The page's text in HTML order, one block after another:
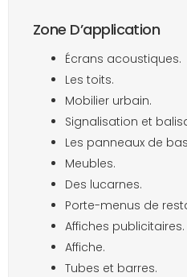
Zone D’application
Écrans acoustiques.
Les toits.
Mobilier urbain.
Signalisation et
Les panneaux de
Meubles.
Des lucarnes.
Porte-menus de
Affiches publicitaires.
Affiche.
Tubes et barres.